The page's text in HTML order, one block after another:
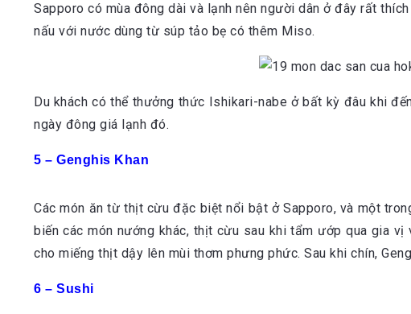
Sapporo có mùa đông dài và lạnh nên người dân ở đây rất
nấu với nước dùng từ súp tảo bẹ có thêm Miso.
Du khách có thể thưởng thức Ishikari-nabe ở bất kỳ đâu khi
ngày đông giá lạnh đó.
5 – Genghis Khan
Các món ăn từ thịt cừu đặc biệt nổi bật ở Sapporo, và một
biến các món nướng khác, thịt cừu sau khi tẩm ướp qua gia
cho miếng thịt dậy lên mùi thơm phưng phức. Sau khi chín,
6 – Sushi